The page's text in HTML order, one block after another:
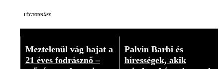
légtornász
Meztelenül vág hajat a
21 éves fodrásznő –
Palvin Barbi és
hírességek, akik